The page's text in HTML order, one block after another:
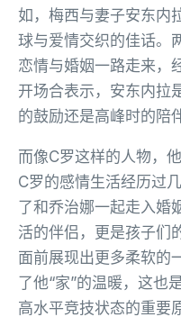
如，梅西与妻子安东内
球与爱情交织的佳话。
恋情与婚姻一路走来，
开场合表示，安东内拉
的鼓励还是高峰时的陪
而像C罗这样的人物，
C罗的感情生活经历过
了和乔治娜一起走入婚
活的伴侣，更是孩子们
面前展现出更多柔软的
了他“家”的温暖，这也
高水平竞技状态的重要